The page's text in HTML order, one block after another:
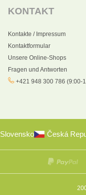
KONTAKT
Kontakte / Impressum
Kontaktformular
Unsere Online-Shops
Fragen und Antworten
+421 948 300 786 (9:00-
Slovensko Česká